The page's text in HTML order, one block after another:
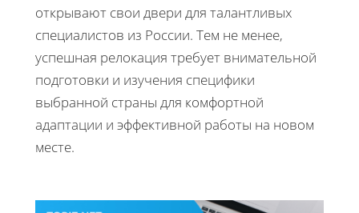
открывают свои двери для талантливых
специалистов из России. Тем не менее,
успешная релокация требует внимательной
подготовки и изучения специфики
выбранной страны для комфортной
адаптации и эффективной работы на новом
месте.